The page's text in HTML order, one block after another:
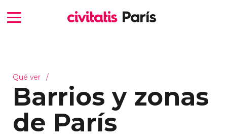
Qué ver
Barrios y zonas
de París